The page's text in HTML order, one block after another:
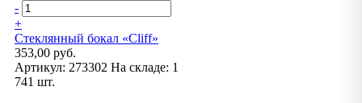
-
+
Стеклянный бокал «Cliff»
353,00 руб.
Артикул: 273302 На складе: 1
741 шт.